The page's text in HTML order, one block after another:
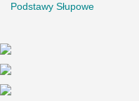
Podstawy Słupowe